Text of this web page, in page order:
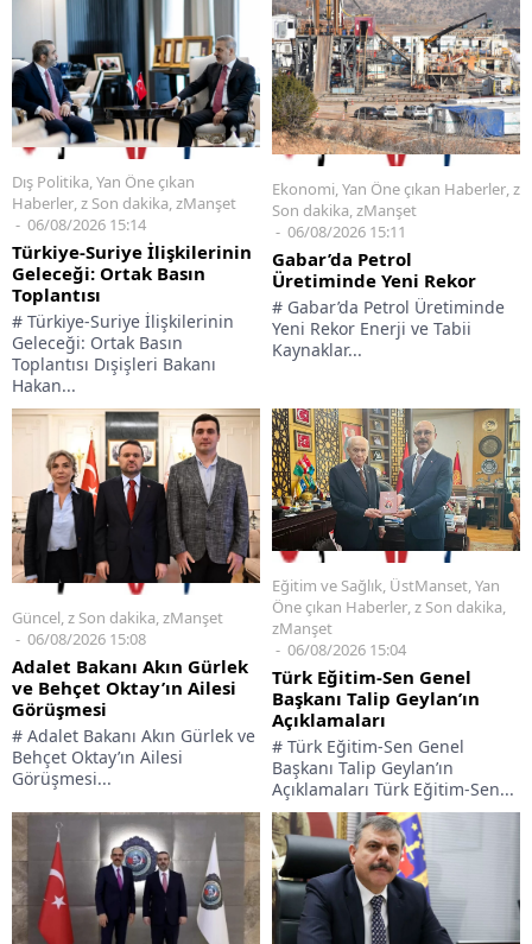
Dış Politika,Yan Öne çıkan
Haberler,z Son dakika,zManşet
06/08/2026 15:14
Türkiye-Suriye İlişkilerinin
Geleceği: Ortak Basın
Toplantısı
# Türkiye-Suriye İlişkilerinin
Geleceği: Ortak Basın
Toplantısı Dışişleri Bakanı
Hakan...
Ekonomi,Yan Öne çıkan Haberler,z
Son dakika,zManşet
06/08/2026 15:11
Gabar’da Petrol
Üretiminde Yeni Rekor
# Gabar’da Petrol Üretiminde
Yeni Rekor Enerji ve Tabii
Kaynaklar...
Güncel,z Son dakika,zManşet
06/08/2026 15:08
Adalet Bakanı Akın Gürlek
ve Behçet Oktay’ın Ailesi
Görüşmesi
# Adalet Bakanı Akın Gürlek ve
Behçet Oktay’ın Ailesi
Görüşmesi...
Eğitim ve Sağlık, ÜstManset,Yan
Öne çıkan Haberler,z Son dakika,
zManşet
06/08/2026 15:04
Türk Eğitim-Sen Genel
Başkanı Talip Geylan’ın
Açıklamaları
# Türk Eğitim-Sen Genel
Başkanı Talip Geylan’ın
Açıklamaları Türk Eğitim-Sen...